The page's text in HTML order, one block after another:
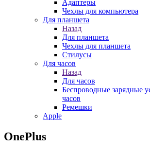
Адаптеры
Чехлы для компьютера
Для планшета
Назад
Для планшета
Чехлы для планшета
Стилусы
Для часов
Назад
Для часов
Беспроводные зарядные
часов
Ремешки
Apple
OnePlus